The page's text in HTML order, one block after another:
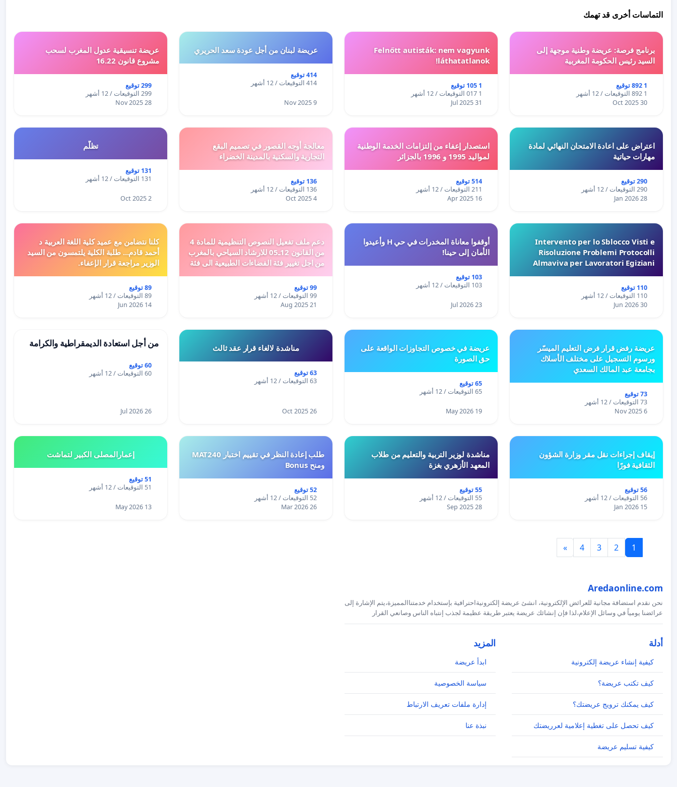
التماسات أخرى قد تهمك
برنامج فرصة: عريضة وطنية موجهة إلى
السيد رئيس الحكومة المغربية
1 892 توقيع
1 892 التوقيعات / 12 أشهر
30 Oct 2025
Felnőtt autisták: nem vagyunk
láthatatlanok!
1 105 توقيع
1 017 التوقيعات / 12 أشهر
31 Jul 2025
عريضة لبنان من أجل عودة سعد الحريري
414 توقيع
414 التوقيعات / 12 أشهر
9 Nov 2025
عريضة تنسيقية عدول المغرب لسحب
مشروع قانون 16.22
299 توقيع
299 التوقيعات / 12 أشهر
28 Nov 2025
اعتراض على اعادة الامتحان النهائي لمادة
مهارات حياتية
290 توقيع
290 التوقيعات / 12 أشهر
28 Jan 2026
استصدار إعفاء من إلتزامات الخدمة الوطنية
لمواليد 1995 و 1996 بالجزائر
514 توقيع
211 التوقيعات / 12 أشهر
16 Apr 2025
معالجة أوجه القصور في تصميم البقع
التجارية والسكنية بالمدينة الخضراء
136 توقيع
136 التوقيعات / 12 أشهر
4 Oct 2025
تظلّم
131 توقيع
131 التوقيعات / 12 أشهر
2 Oct 2025
Intervento per lo Sblocco Visti e
Risoluzione Problemi Protocolli
Almaviva per Lavoratori Egiziani
110 توقيع
110 التوقيعات / 12 أشهر
30 Jun 2026
أوقفوا معاناة المخدرات في حي H وأعيدوا
الأمان إلى حينا!
103 توقيع
103 التوقيعات / 12 أشهر
23 Jul 2026
دعم ملف تفعيل النصوص التنظيمية للمادة 4
من القانون 12ـ05 للارشاد السياحي بالمغرب
من اجل تغيير فئة الفضاءات الطبيعية الى فئة
99 توقيع
99 التوقيعات / 12 أشهر
21 Aug 2025
كلنا نتضامن مع عميد كلية اللغة العربية د
أحمد قادم... طلبة الكلية يلتمسون من السيد
الوزير مراجعة قرار الإعفاء.
89 توقيع
89 التوقيعات / 12 أشهر
14 Jun 2026
عريضة رفض قرار فرض التعليم الميسّر
ورسوم التسجيل على مختلف الأسلاك
بجامعة عبد المالك السعدي
73 توقيع
73 التوقيعات / 12 أشهر
6 Nov 2025
عريضة في خصوص التجاوزات الواقعة على
حق الصورة
65 توقيع
65 التوقيعات / 12 أشهر
19 May 2026
مناشدة لالغاء قرار عقد ثالث
63 توقيع
63 التوقيعات / 12 أشهر
26 Oct 2025
من أجل استعادة الديمقراطية والكرامة
60 توقيع
60 التوقيعات / 12 أشهر
26 Jul 2026
إيقاف إجراءات نقل مقر وزارة الشؤون
الثقافية فورًا
56 توقيع
56 التوقيعات / 12 أشهر
15 Jan 2026
مناشدة لوزير التربية والتعليم من طلاب
المعهد الأزهري بغزة
55 توقيع
55 التوقيعات / 12 أشهر
28 Sep 2025
طلب إعادة النظر في تقييم اختبار MAT240
ومنح Bonus
52 توقيع
52 التوقيعات / 12 أشهر
26 Mar 2026
إعمارالمصلى الكبير لتماشت
51 توقيع
51 التوقيعات / 12 أشهر
13 May 2026
1
2
3
4
»
Aredaonline.com
نحن نقدم استضافة مجانية للعرائض الإلكترونية، انشئ عريضة إلكترونيةاحترافية بإستخدام خدمتناالمميزة،يتم الإشارة إلى
عرائضنا يومياً في وسائل الإعلام،لذا فإن إنشائك عريضة يعتبر طريقة عظيمة لجذب إنتباه الناس وصانعي القرار
أدلة
كيفية إنشاء عريضة إلكترونية
كيف تكتب عريضة؟
كيف يمكنك ترويج عريضتك؟
كيف تحصل على تغطية إعلامية لعرريضتك
كيفية تسليم عريضة
المزيد
ابدأ عريضة
سياسة الخصوصية
إدارة ملفات تعريف الارتباط
نبذة عنا